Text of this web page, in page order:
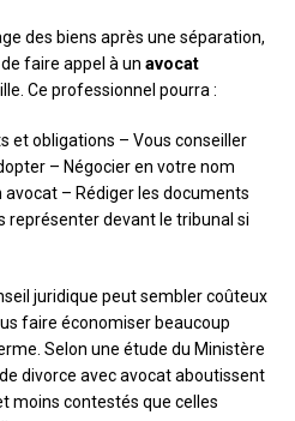
des biens après une séparation,
faire appel à un avocat
Ce professionnel pourra :
et obligations – Vous conseiller
– Négocier en votre nom
– Rédiger les documents
représenter devant le tribunal si
juridique peut sembler coûteux
faire économiser beaucoup
Selon une étude du Ministère
divorce avec avocat aboutissent
moins contestés que celles